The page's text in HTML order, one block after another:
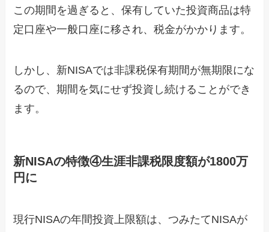
この期間を過ぎると、保有していた投資商品は特
定口座や一般口座に移され、税金がかかります。
しかし、新NISAでは非課税保有期間が無期限にな
るので、期間を気にせず投資し続けることができ
ます。
新NISAの特徴④生涯非課税限度額が1800万
円に
現行NISAの年間投資上限額は、つみたてNISAが